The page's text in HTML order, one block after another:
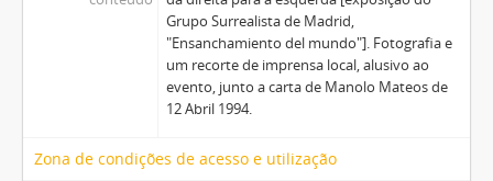
Grupo Surrealista de Madrid,
"Ensanchamiento del mundo"]. Fotografia e
um recorte de imprensa local, alusivo ao
evento, junto a carta de Manolo Mateos de
12 Abril 1994.
Zona de condições de acesso e utilização